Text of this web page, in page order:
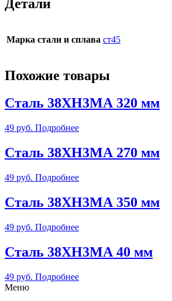
Детали
Марка стали и сплава ст45
Похожие товары
Сталь 38ХН3МА 320 мм
49 руб. Подробнее
Сталь 38ХН3МА 270 мм
49 руб. Подробнее
Сталь 38ХН3МА 350 мм
49 руб. Подробнее
Сталь 38ХН3МА 40 мм
49 руб. Подробнее
Меню